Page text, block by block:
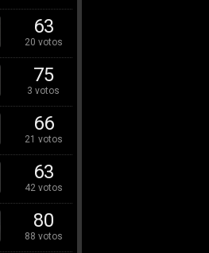
63
20 votos
75
3 votos
66
21 votos
63
42 votos
80
88 votos